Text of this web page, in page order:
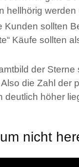
hellhörig
Kunden sollten
Käufe sollten
der
die Zahl der
deutlich höher
nicht